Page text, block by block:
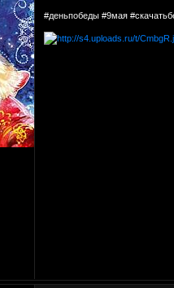
#деньпобеды #9мая